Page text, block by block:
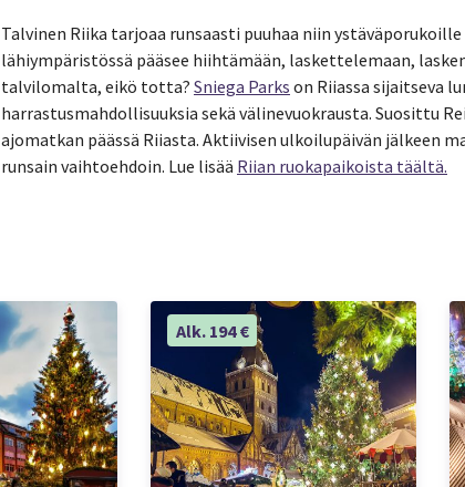
Talvinen Riika tarjoaa runsaasti puuhaa niin
lähiympäristössä pääsee hiihtämään, laskettelemaan,
talvilomalta, eikö totta? Sniega Parks on Riiassa sijaitseva
harrastusmahdollisuuksia sekä välinevuokrausta. Suosittu
ajomatkan päässä Riiasta. Aktiivisen ulkoilupäivän jälkeen
runsain vaihtoehdoin. Lue lisää Riian ruokapaikoista täältä.
Alk. 194 €